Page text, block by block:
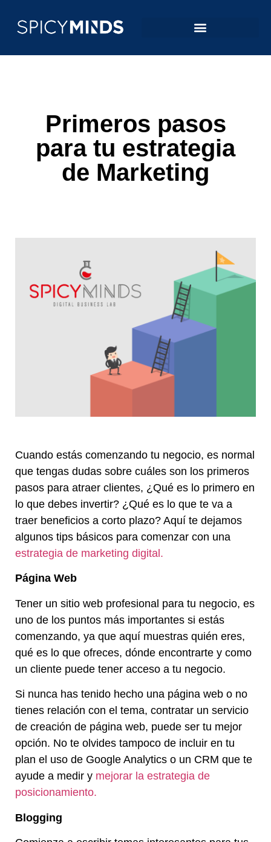
Primeros pasos
para tu estrategia
de Marketing
Cuando estás comenzando tu negocio, es normal
que tengas dudas sobre cuáles son los primeros
pasos para atraer clientes, ¿Qué es lo primero en
lo que debes invertir? ¿Qué es lo que te va a
traer beneficios a corto plazo? Aquí te dejamos
algunos tips básicos para comenzar con una
estrategia de marketing digital.
Página Web
Tener un sitio web profesional para tu negocio, es
uno de los puntos más importantes si estás
comenzando, ya que aquí muestras quién eres,
qué es lo que ofreces, dónde encontrarte y como
un cliente puede tener acceso a tu negocio.
Si nunca has tenido hecho una página web o no
tienes relación con el tema, contratar un servicio
de creación de página web, puede ser tu mejor
opción. No te olvides tampoco de incluir en tu
plan el uso de Google Analytics o un CRM que te
ayude a medir y mejorar la estrategia de
posicionamiento.
Blogging